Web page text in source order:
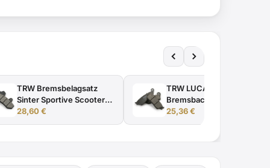
TRW Bremsbelagsatz
Sinter Sportive Scooter
ab Bj. 1994 -
28,60€
TRW LUCAS
Bremsbackensatz
MCS962 ab Bj. 2000 -
25,36€